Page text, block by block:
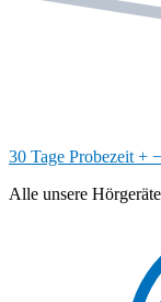
30 Tage Probezeit + −
Alle unsere